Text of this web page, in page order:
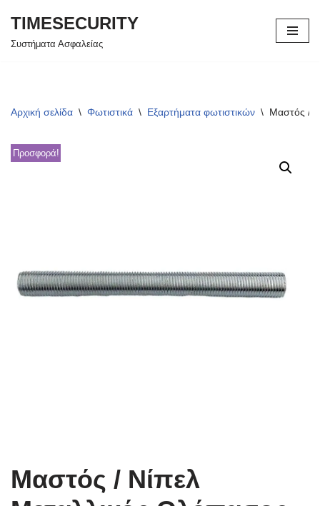
Μεταπηδήστε
TIMESECURITY
Συστήματα Ασφαλείας
Αρχική σελίδα \ Φωτιστικά \ Εξαρτήματα φωτιστικών \ Μαστός /
Προσφορά!
Μαστός / Νίπελ